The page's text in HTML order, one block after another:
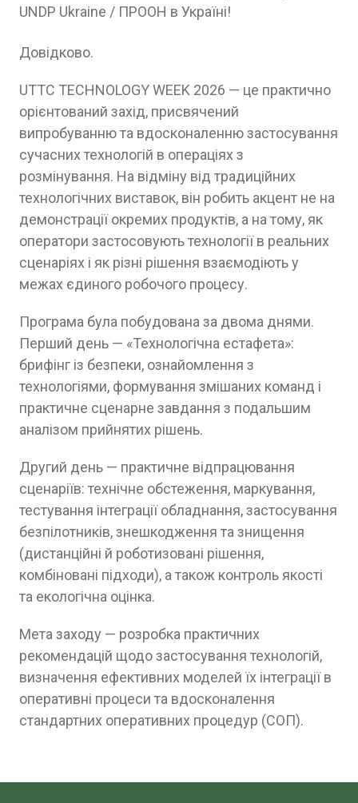
UNDP Ukraine / ПРООН в Україні!
Довідково.
UTTC TECHNOLOGY WEEK 2026 — це практично
орієнтований захід, присвячений
випробуванню та вдосконаленню застосування
сучасних технологій в операціях з
розмінування. На відміну від традиційних
технологічних виставок, він робить акцент не на
демонстрації окремих продуктів, а на тому, як
оператори застосовують технології в реальних
сценаріях і як різні рішення взаємодіють у
межах єдиного робочого процесу.
Програма була побудована за двома днями.
Перший день — «Технологічна естафета»:
брифінг із безпеки, ознайомлення з
технологіями, формування змішаних команд і
практичне сценарне завдання з подальшим
аналізом прийнятих рішень.
Другий день — практичне відпрацювання
сценаріїв: технічне обстеження, маркування,
тестування інтеграції обладнання, застосування
безпілотників, знешкодження та знищення
(дистанційні й роботизовані рішення,
комбіновані підходи), а також контроль якості
та екологічна оцінка.
Мета заходу — розробка практичних
рекомендацій щодо застосування технологій,
визначення ефективних моделей їх інтеграції в
оперативні процеси та вдосконалення
стандартних оперативних процедур (СОП).